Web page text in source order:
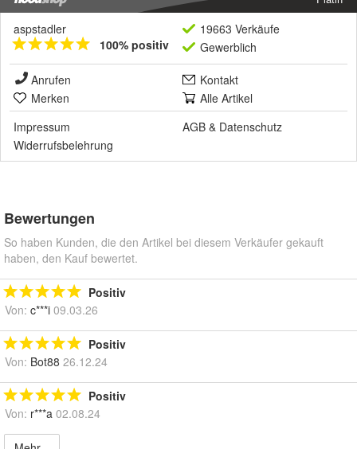
aspstadler
100% positiv
19663 Verkäufe
Gewerblich
Anrufen
Kontakt
Merken
Alle Artikel
Impressum
AGB & Datenschutz
Widerrufsbelehrung
Bewertungen
So haben Kunden, die den Artikel bei diesem Verkäufer gekauft
haben, den Kauf bewertet.
Positiv
Von: c***i 09.03.26
Positiv
Von: Bot88 26.12.24
Positiv
Von: r***a 02.08.24